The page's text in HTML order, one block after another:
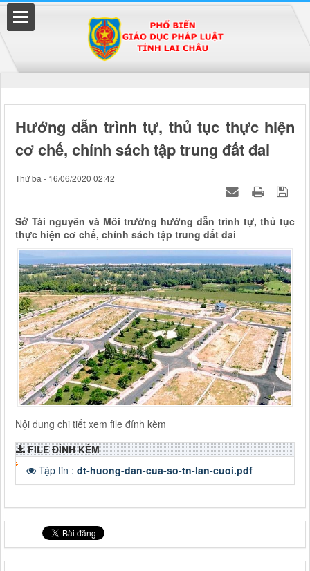
Hướng dẫn trình tự, thủ tục thực hiện
cơ chế, chính sách tập trung đất đai
Thứ ba - 16/06/2020 02:42
Sở Tài nguyên và Môi trường hướng dẫn trình tự, thủ tục
thực hiện cơ chế, chính sách tập trung đất đai
Nội dung chi tiết xem file đính kèm
FILE ĐÍNH KÈM
Tập tin : dt-huong-dan-cua-so-tn-lan-cuoi.pdf
Đã kết nối EMC